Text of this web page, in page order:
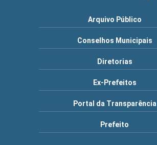
Arquivo Público
Conselhos Municipais
Diretorias
Ex-Prefeitos
Portal da Transparência
Prefeito